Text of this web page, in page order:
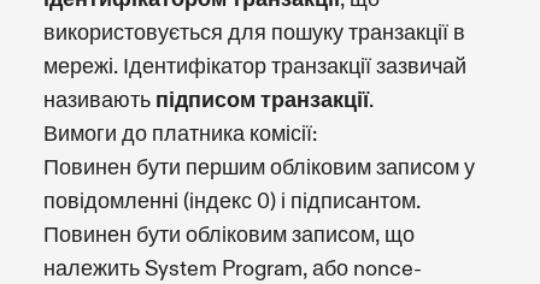
використовується для пошуку транзакції в
мережі. Ідентифікатор транзакції зазвичай
називають підписом транзакції.
Вимоги до платника комісії:
Повинен бути першим обліковим записом у
повідомленні (індекс 0) і підписантом.
Повинен бути обліковим записом, що
належить System Program, або nonce-